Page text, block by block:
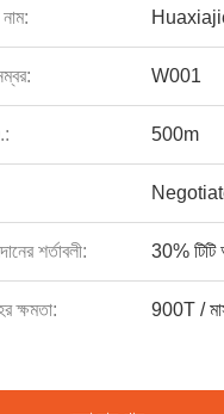
নাম:
W001
500m
শর্তাবলী: 30%
ক্ষমতা: 900T /